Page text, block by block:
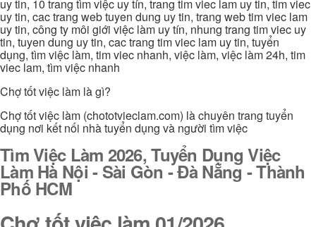
uy tin, 10 trang tìm việc uy tín, trang tim viec lam uy tin, tim viec
uy tin, cac trang web tuyen dung uy tin, trang web tim viec lam
uy tin, công ty môi giới việc làm uy tín, nhung trang tim viec uy
tin, tuyen dung uy tin, cac trang tim viec lam uy tin, tuyển
dụng, tìm việc làm, tim viec nhanh, việc làm, việc làm 24h, tim
viec lam, tìm việc nhanh
Chợ tốt việc làm là gì?
Chợ tốt việc làm (chototvieclam.com) là chuyên trang tuyển
dụng nơi kết nối nhà tuyển dụng và người tìm việc
Tìm Việc Làm 2026, Tuyển Dụng Việc
Làm Hà Nội - Sài Gòn - Đà Nẵng - Thành
Phố HCM